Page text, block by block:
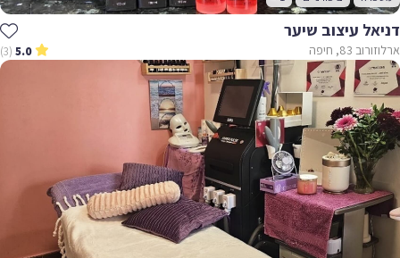
דניאל עיצוב שיער
ארלוזורוב 83, חיפה 5.0
(3)